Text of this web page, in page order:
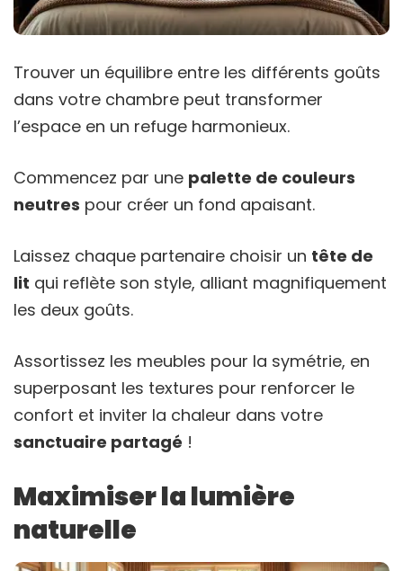
Trouver un équilibre entre les différents goûts
dans votre chambre peut transformer
l’espace en un refuge harmonieux.
Commencez par une palette de couleurs
neutres pour créer un fond apaisant.
Laissez chaque partenaire choisir un tête de
lit qui reflète son style, alliant magnifiquement
les deux goûts.
Assortissez les meubles pour la symétrie, en
superposant les textures pour renforcer le
confort et inviter la chaleur dans votre
sanctuaire partagé !
Maximiser la lumière
naturelle